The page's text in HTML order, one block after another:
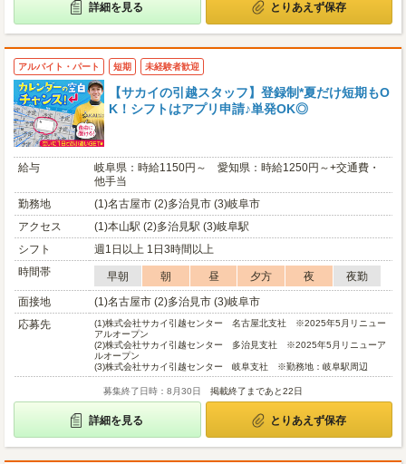
詳細を見る とりあえず保存
アルバイト・パート 短期 未経験者歓迎
【サカイの引越スタッフ】登録制*夏だけ短期もO
K！シフトはアプリ申請♪単発OK◎
給与
岐阜県：時給1150円～ 愛知県：時給1250円～+交通費・
他手当
勤務地
(1)名古屋市 (2)多治見市 (3)岐阜市
アクセス
(1)本山駅 (2)多治見駅 (3)岐阜駅
シフト
週1日以上 1日3時間以上
時間帯
早朝 朝 昼 夕方 夜
夜勤
面接地
(1)名古屋市 (2)多治見市 (3)岐阜市
応募先
(1)株式会社サカイ引越センター 名古屋北支社 ※2025年5月リニュー
アルオープン
(2)株式会社サカイ引越センター 多治見支社 ※2025年5月リニューア
ルオープン
(3)株式会社サカイ引越センター 岐阜支社 ※勤務地：岐阜駅周辺
募集終了日時：8月30日 掲載終了まであと22日
詳細を見る とりあえず保存